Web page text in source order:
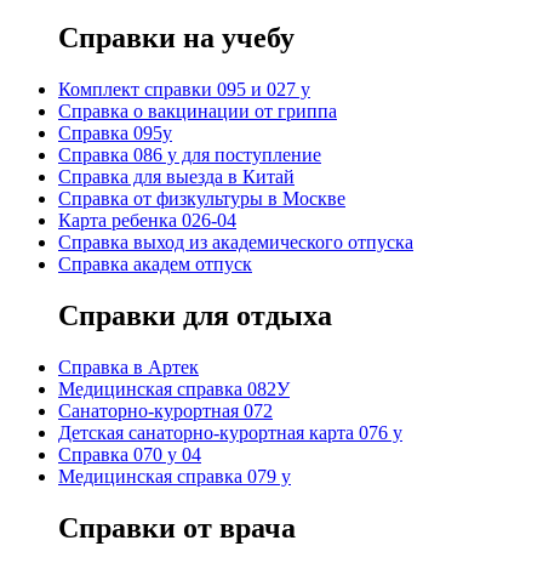
Справки на учебу
Комплект справки 095 и 027 у
Справка о вакцинации от гриппа
Справка 095у
Справка 086 у для поступление
Справка для выезда в Китай
Справка от физкультуры в Москве
Карта ребенка 026-04
Справка выход из академического отпуска
Справка академ отпуск
Справки для отдыха
Cправка в Артек
Медицинская справка 082У
Санаторно-курортная 072
Детская санаторно-курортная карта 076 у
Справка 070 у 04
Медицинская справка 079 у
Справки от врача